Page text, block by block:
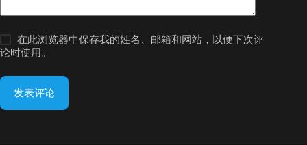
在此浏览器中保存我的姓名、邮箱和网站，以便下次评
论时使用。
发表评论